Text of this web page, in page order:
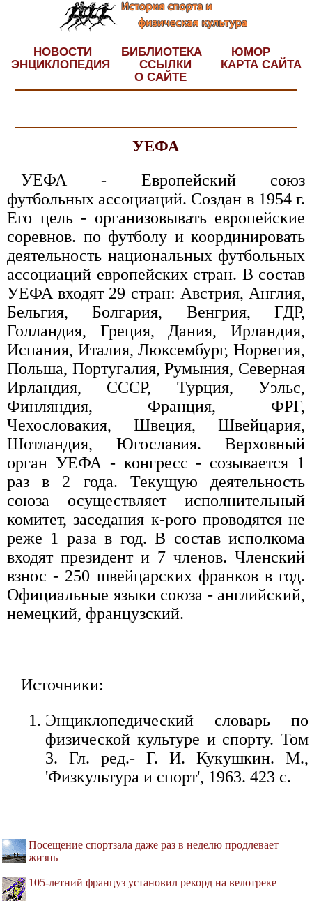
НОВОСТИ БИБЛИОТЕКА
ЮМОР
ЭНЦИКЛОПЕДИЯ
ССЫЛКИ
КАРТА САЙТА
О САЙТЕ
УЕФА
УЕФА - Европейский союз
футбольных ассоциаций. Создан в 1954 г.
Его цель - организовывать европейские
соревнов. по футболу и координировать
деятельность национальных футбольных
ассоциаций европейских стран. В состав
УЕФА входят 29 стран: Австрия, Англия,
Бельгия, Болгария, Венгрия, ГДР,
Голландия, Греция, Дания, Ирландия,
Испания, Италия, Люксембург, Норвегия,
Польша, Португалия, Румыния, Северная
Ирландия, СССР, Турция, Уэльс,
Финляндия, Франция, ФРГ,
Чехословакия, Швеция, Швейцария,
Шотландия, Югославия. Верховный
орган УЕФА - конгресс - созывается 1
раз в 2 года. Текущую деятельность
союза осуществляет исполнительный
комитет, заседания к-рого проводятся не
реже 1 раза в год. В состав исполкома
входят президент и 7 членов. Членский
взнос - 250 швейцарских франков в год.
Официальные языки союза - английский,
немецкий, французский.
Источники:
Энциклопедический словарь по
физической культуре и спорту. Том
3. Гл. ред.- Г. И. Кукушкин. М.,
'Физкультура и спорт', 1963. 423 с.
Посещение спортзала даже раз в неделю продлевает
жизнь
105-летний француз установил рекорд на велотреке